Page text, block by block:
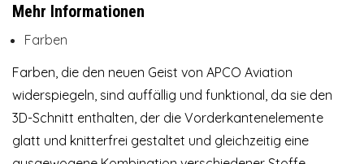
Mehr Informationen
Farben
Farben, die den neuen Geist von APCO Aviation
widerspiegeln, sind auffällig und funktional, da sie den
3D-Schnitt enthalten, der die Vorderkantenelemente
glatt und knitterfrei gestaltet und gleichzeitig eine